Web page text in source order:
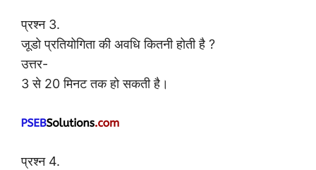
प्रश्न 3.
जूडो प्रतियोगिता की अवधि कितनी होती है ?
उत्तर-
3 से 20 मिनट तक हो सकती है।
प्रश्न 4.